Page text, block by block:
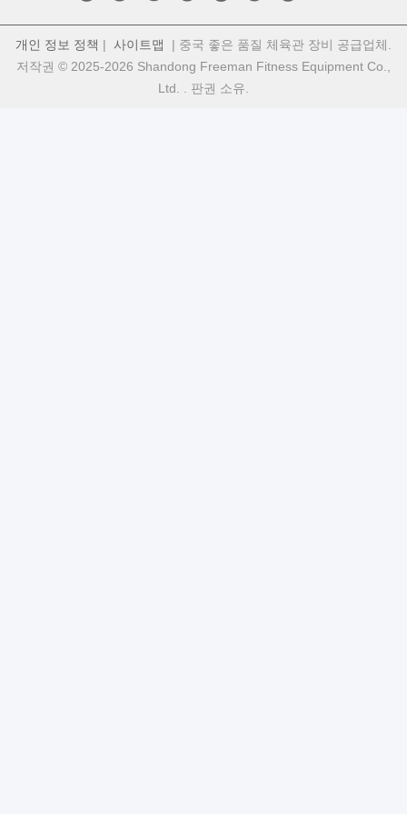
개인 정보 정책 | 사이트맵
| 중국 좋은 품질 체육관 장비 공급업체.
저작권 © 2025-2026 Shandong Freeman Fitness Equipment Co.,
Ltd. . 판권 소유.